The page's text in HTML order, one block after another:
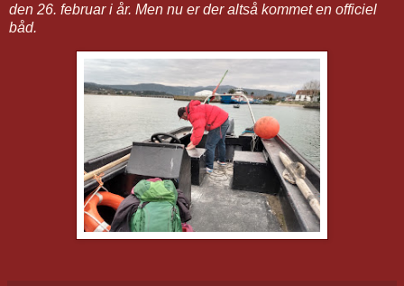
den 26. februar i år. Men nu er der altså kommet en officiel
båd.